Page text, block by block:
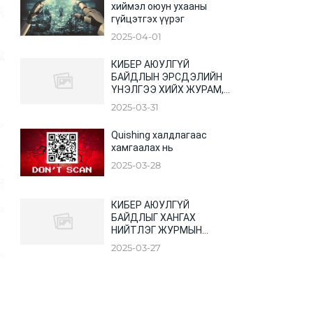
хиймэл оюун ухааны
гүйцэтгэх үүрэг
2025-04-01
КИБЕР АЮУЛГҮЙ
БАЙДЛЫН ЭРСДЭЛИЙН
ҮНЭЛГЭЭ ХИЙХ ЖУРАМ,
АРГАЧЛАЛ
2025-03-31
Quishing халдлагаас
хамгаалах нь
2025-03-28
КИБЕР АЮУЛГҮЙ
БАЙДЛЫГ ХАНГАХ
НИЙТЛЭГ ЖУРМЫН
ХЭСГЭЭС
2025-03-27